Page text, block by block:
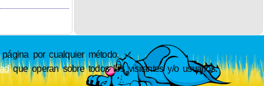
por cualquier método.
que operan sobre todos los visitantes y/o usuarios.